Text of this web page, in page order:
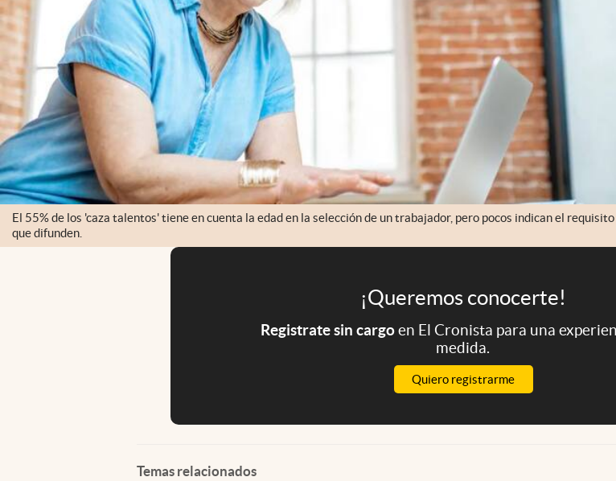
El 55% de los 'caza talentos' tiene en cuenta la edad en la selección de un trabajador, pero pocos indican el
que difunden.
¡Queremos conocerte!
Registrate sin cargoen El Cronista para una
medida.
Quiero registrarme
Temas relacionados